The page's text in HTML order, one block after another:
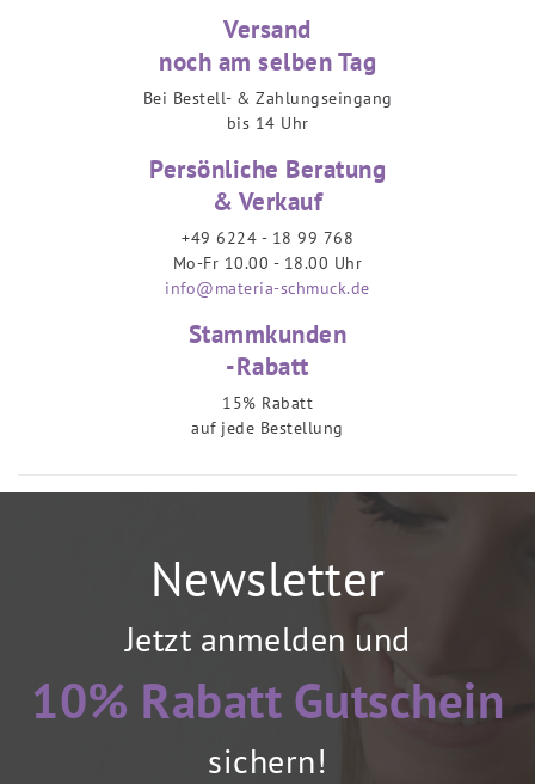
Versand
noch am selben Tag
Bei Bestell- & Zahlungseingang
bis 14 Uhr
Persönliche Beratung
& Verkauf
+49 6224 - 18 99 768
Mo-Fr 10.00 - 18.00 Uhr
info@materia-schmuck.de
Stammkunden
-Rabatt
15% Rabatt
auf jede Bestellung
Newsletter
Jetzt anmelden und
10% Rabatt Gutschein
sichern!